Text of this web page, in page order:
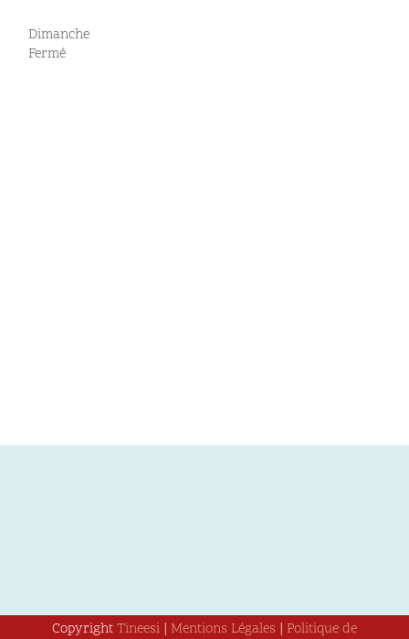
Dimanche
Fermé
CopyrightTineesi| Mentions Légales Politique de